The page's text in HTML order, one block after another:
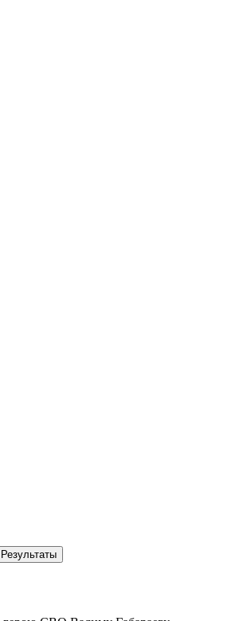
Результаты